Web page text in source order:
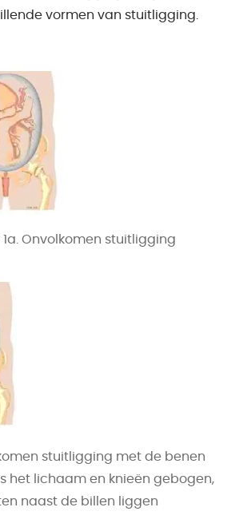
vormen van stuitligging.
1a. Onvolkomen stuitligging
stuitligging met de benen
het lichaam en knieën gebogen,
naast de billen liggen